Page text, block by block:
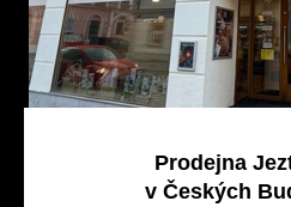
Prodejna
v Českých